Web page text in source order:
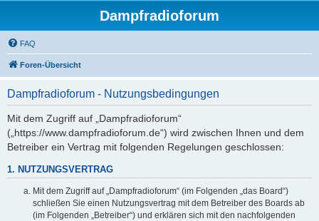
Dampfradioforum
FAQ
Foren-Übersicht
Dampfradioforum - Nutzungsbedingungen
Mit dem Zugriff auf „Dampfradioforum“
(„https://www.dampfradioforum.de“) wird zwischen Ihnen und dem
Betreiber ein Vertrag mit folgenden Regelungen geschlossen:
1. NUTZUNGSVERTRAG
Mit dem Zugriff auf „Dampfradioforum“ (im Folgenden „das Board“)
schließen Sie einen Nutzungsvertrag mit dem Betreiber des Boards ab
(im Folgenden „Betreiber“) und erklären sich mit den nachfolgenden